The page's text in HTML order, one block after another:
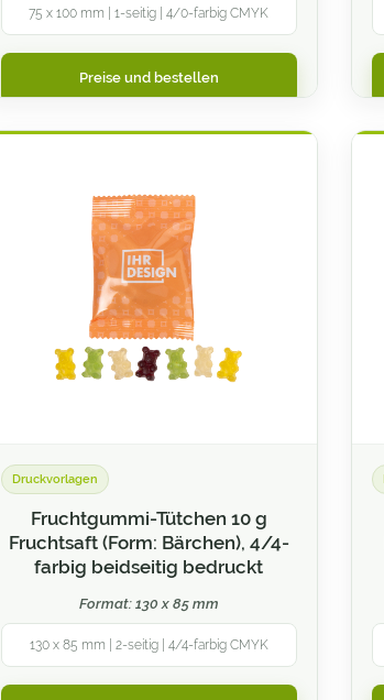
75 x 100 mm | 1-seitig | 4/0-farbig CMYK
Preise und bestellen
Druckvorlagen
Fruchtgummi-Tütchen 10 g
Fruchtsaft (Form: Bärchen), 4/4-
farbig beidseitig bedruckt
Format: 130 x 85 mm
130 x 85 mm | 2-seitig | 4/4-farbig CMYK